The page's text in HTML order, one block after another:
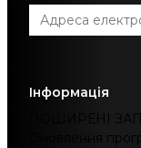
Інформація
ПОШИРЕНІ
Оновлення